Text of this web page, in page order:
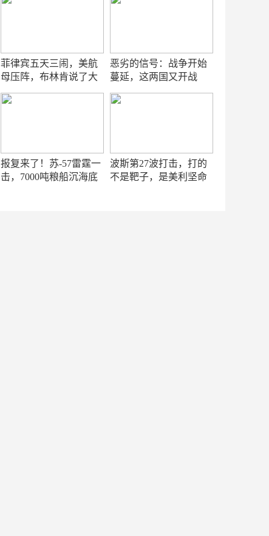
菲律宾五天三闹，美航
母压阵，布林肯说了大
恶劣的信号：战争开始
蔓延，这两国又开战
报复来了！苏-57雷霆一
击，7000吨粮船沉海底
波斯第27波打击，打的
不是靶子，是美利坚命